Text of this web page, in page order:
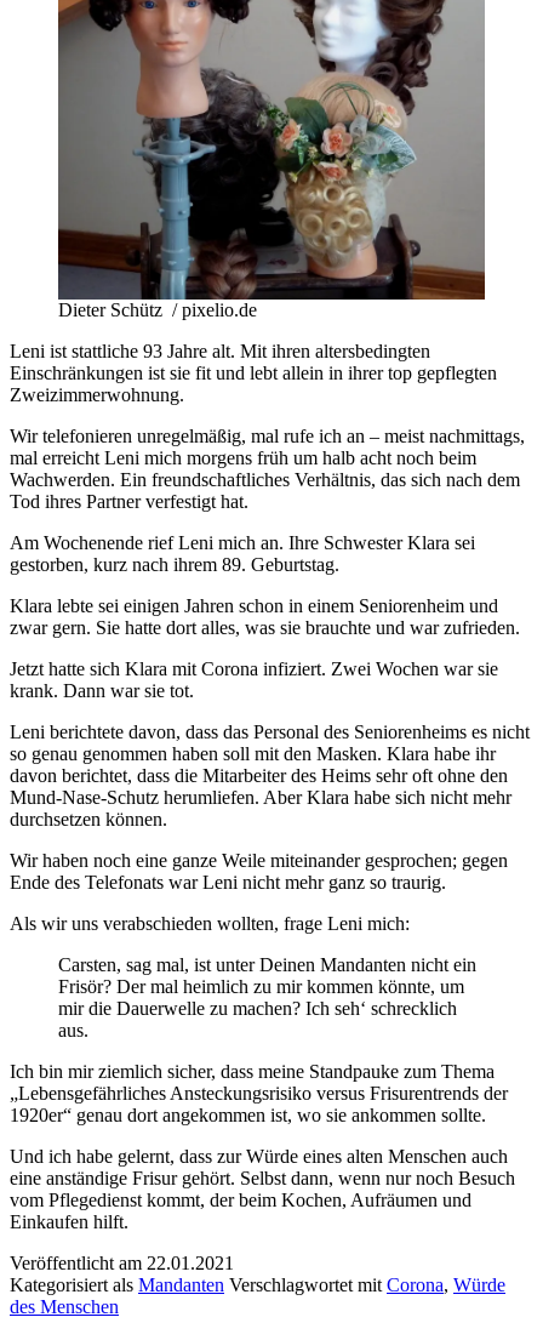
Dieter Schütz / pixelio.de
Leni ist stattliche 93 Jahre alt. Mit ihren altersbedingten
Einschränkungen ist sie fit und lebt allein in ihrer top gepflegten
Zweizimmerwohnung.
Wir telefonieren unregelmäßig, mal rufe ich an – meist nachmittags,
mal erreicht Leni mich morgens früh um halb acht noch beim
Wachwerden. Ein freundschaftliches Verhältnis, das sich nach dem
Tod ihres Partner verfestigt hat.
Am Wochenende rief Leni mich an. Ihre Schwester Klara sei
gestorben, kurz nach ihrem 89. Geburtstag.
Klara lebte sei einigen Jahren schon in einem Seniorenheim und
zwar gern. Sie hatte dort alles, was sie brauchte und war zufrieden.
Jetzt hatte sich Klara mit Corona infiziert. Zwei Wochen war sie
krank. Dann war sie tot.
Leni berichtete davon, dass das Personal des Seniorenheims es nicht
so genau genommen haben soll mit den Masken. Klara habe ihr
davon berichtet, dass die Mitarbeiter des Heims sehr oft ohne den
Mund-Nase-Schutz herumliefen. Aber Klara habe sich nicht mehr
durchsetzen können.
Wir haben noch eine ganze Weile miteinander gesprochen; gegen
Ende des Telefonats war Leni nicht mehr ganz so traurig.
Als wir uns verabschieden wollten, frage Leni mich:
Carsten, sag mal, ist unter Deinen Mandanten nicht ein
Frisör? Der mal heimlich zu mir kommen könnte, um
mir die Dauerwelle zu machen? Ich seh‘ schrecklich
aus.
Ich bin mir ziemlich sicher, dass meine Standpauke zum Thema
„Lebensgefährliches Ansteckungsrisiko versus Frisurentrends der
1920er“ genau dort angekommen ist, wo sie ankommen sollte.
Und ich habe gelernt, dass zur Würde eines alten Menschen auch
eine anständige Frisur gehört. Selbst dann, wenn nur noch Besuch
vom Pflegedienst kommt, der beim Kochen, Aufräumen und
Einkaufen hilft.
Veröffentlicht am 22.01.2021
Kategorisiert als Mandanten Verschlagwortet mit Corona, Würde
des Menschen